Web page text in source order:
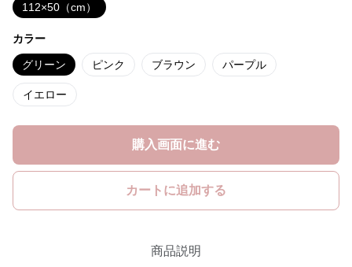
112×50（cm）
カラー
グリーン ピンク ブラウン パープル
イエロー
購入画面に進む
カートに追加する
商品説明